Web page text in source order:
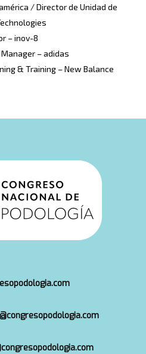
/ Director de Unidad de
– inov-8
– adidas
& Training – New Balance